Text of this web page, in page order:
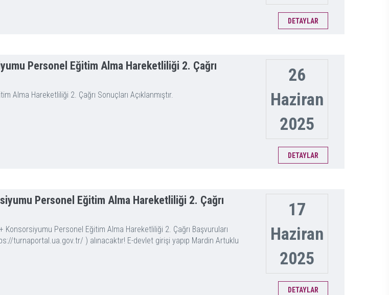
DETAYLAR
Personel Eğitim Alma Hareketliliği 2. Çağrı
Alma Hareketliliği 2. Çağrı Sonuçları Açıklanmıştır.
26
Haziran
2025
DETAYLAR
Personel Eğitim Alma Hareketliliği 2. Çağrı
Personel Eğitim Alma Hareketliliği 2. Çağrı Başvuruları
turnaportal.ua.gov.tr/ ) alınacaktır! E-devlet girişi yapıp Mardin Artuklu
17
Haziran
2025
DETAYLAR